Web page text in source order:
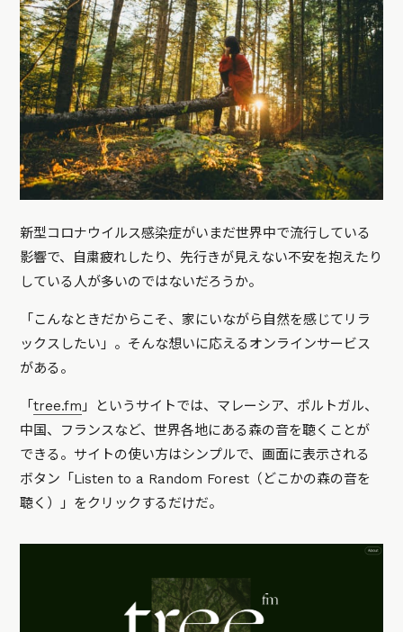
新型コロナウイルス感染症がいまだ世界中で流行している
影響で、自粛疲れしたり、先行きが見えない不安を抱えたり
している人が多いのではないだろうか。
「こんなときだからこそ、家にいながら自然を感じてリラ
ックスしたい」。そんな想いに応えるオンラインサービス
がある。
「tree.fm 」というサイトでは、マレーシア、ポルトガル、
中国、フランスなど、世界各地にある森の音を聴くことが
できる。サイトの使い方はシンプルで、画面に表示される
ボタン「Listen to a Random Forest（どこかの森の音を
聴く）」をクリックするだけだ。